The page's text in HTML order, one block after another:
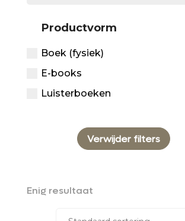
Productvorm
Boek (fysiek)
E-books
Luisterboeken
Verwijder filters
Enig resultaat